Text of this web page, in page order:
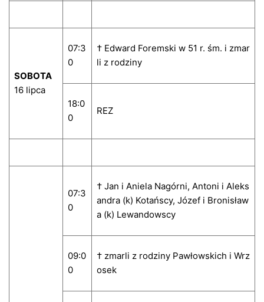
SOBOTA
16 lipca
07:3
0
† Edward Foremski w 51 r. śm. i zmar
li z rodziny
18:0
0
REZ
07:3
0
† Jan i Aniela Nagórni, Antoni i Aleks
andra (k) Kotańscy, Józef i Bronisław
a (k) Lewandowscy
09:0
0
† zmarli z rodziny Pawłowskich i Wrz
osek